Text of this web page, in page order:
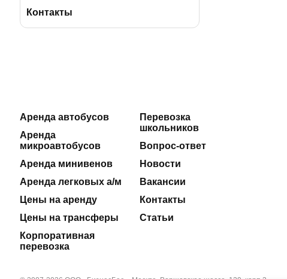
BBus Group
Полезные статьи
Лицензии и удостоверения
Контакты
Аренда автобусов
Аренда
микроавтобусов
Аренда минивенов
Аренда легковых а/м
Цены на аренду
Цены на трансферы
Корпоративная
перевозка
Перевозка
школьников
Вопрос-ответ
Новости
Вакансии
Контакты
Статьи